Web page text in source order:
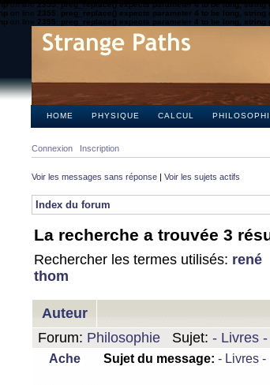
on line2355:preg_replace() expects parameter 4 to be long, string
on line 2355: preg_replace() expects parameter 4 to be long, string
on line 2355: preg_replace() expects parameter 4 to be long, string
HOME PHYSIQUE CALCUL
Connexion Inscription
Voir les messages sans réponse | Voir les sujets actifs
Index du forum
La recherche a trouvée 3
Rechercher les termes utilisés: rené
thom
Auteur
Forum: Philosophie Sujet: - Livres -
Ache Sujet du message: - Livres -